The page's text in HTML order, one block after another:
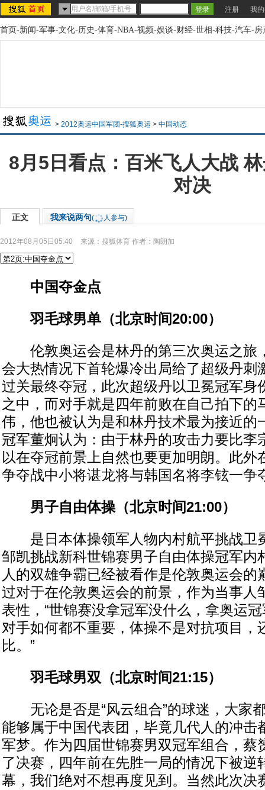
注册 我
首页-新闻-军事-文化-历史-体育-NBA-视频-娱谈-财经-世相-科技-汽车-房
> 2012奥运中国军团-搜狐奥运 > 中国动态
8月5日看点：百米飞人大战
对决
正文 我来说两句( 人参与)
2012年08月05日05:40 来源： 搜狐体育 作者：陶朗加
中国夺金点
羽毛球男单（北京时间20:00）
伦敦奥运会是林丹的第三次奥运之旅
会大热情况下首轮爆冷出局给了超级丹刺
过关最终夺冠，此次超级丹以卫冕冠军身
之中，而对手就是四年前败在自己拍下的
伟，他也被认为是和林丹技术最为接近的
冠军董炯认为：由于林丹的攻击力要比李
以在夺冠前景上自然也要更加明朗。此外
争夺战中小将谌龙将与韩国名将李铉一争
男子自由体操（北京时间21:00）
是日本体操领军人物内村航平挑战卫
邹凯挑战新科世锦赛男子自由体操冠军内
人的双雄争霸已经被看作是伦敦奥运会的
过对于在伦敦奥运会的前景，作为当事人
表性，“世锦赛没拿冠军没什么，拿奥运
对手如何都不重要，体操不是对抗项目，
比。”
羽毛球男双（北京时间21:15）
无论是否是“风云组合”的球迷，大家
能够属于中国代表团，毕竟几代人的冲击
军梦。作为四届世锦赛男双冠军组合，蔡
了决赛，四年前在先胜一局的情况下被逆
幕，我们绝对不想再度见到。当然此次决